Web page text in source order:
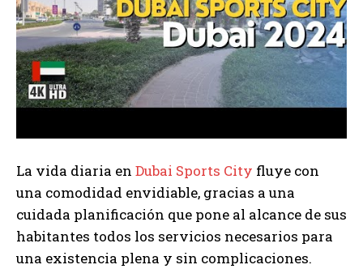
La vida diaria en Dubai Sports City fluye con
una comodidad envidiable, gracias a una
cuidada planificación que pone al alcance de sus
habitantes todos los servicios necesarios para
una existencia plena y sin complicaciones.